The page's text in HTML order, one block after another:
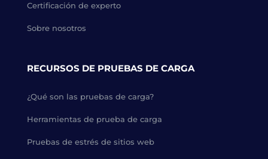
Certificación de experto
Sobre nosotros
RECURSOS DE PRUEBAS DE CARGA
¿Qué son las pruebas de carga?
Herramientas de prueba de carga
Pruebas de estrés de sitios web